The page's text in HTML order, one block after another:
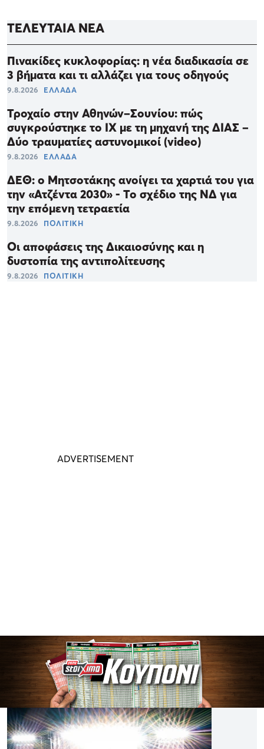
ΤΕΛΕΥΤΑΙΑ ΝΕΑ
Πινακίδες κυκλοφορίας: η νέα διαδικασία σε
3 βήματα και τι αλλάζει για τους οδηγούς
9.8.2026 ΕΛΛΑΔΑ
Τροχαίο στην Αθηνών–Σουνίου: πώς
συγκρούστηκε το ΙΧ με τη μηχανή της ΔΙΑΣ –
Δύο τραυματίες αστυνομικοί (video)
9.8.2026 ΕΛΛΑΔΑ
ΔΕΘ: ο Μητσοτάκης ανοίγει τα χαρτιά του για
την «Ατζέντα 2030» - Το σχέδιο της ΝΔ για
την επόμενη τετραετία
9.8.2026 ΠΟΛΙΤΙΚΗ
Οι αποφάσεις της Δικαιοσύνης και η
δυστοπία της αντιπολίτευσης
9.8.2026 ΠΟΛΙΤΙΚΗ